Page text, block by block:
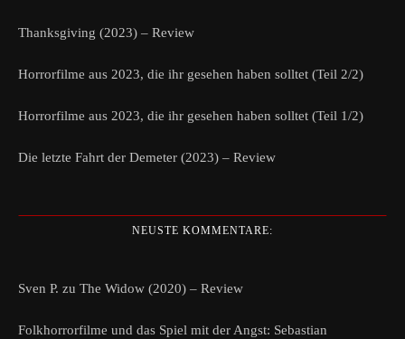
Thanksgiving (2023) – Review
Horrorfilme aus 2023, die ihr gesehen haben solltet (Teil 2/2)
Horrorfilme aus 2023, die ihr gesehen haben solltet (Teil 1/2)
Die letzte Fahrt der Demeter (2023) – Review
NEUSTE KOMMENTARE:
Sven P. zu The Widow (2020) – Review
Folkhorrorfilme und das Spiel mit der Angst: Sebastian